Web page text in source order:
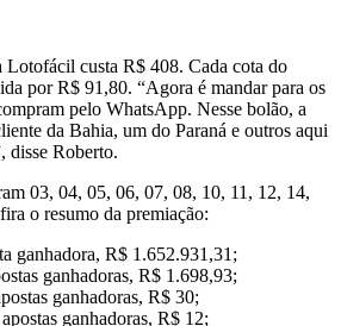
Lotofácil custa R$ 408. Cada cota do
por R$ 91,80. “Agora é mandar para os
pelo WhatsApp. Nesse bolão, a
da Bahia, um do Paraná e outros aqui
disse Roberto.
03, 04, 05, 06, 07, 08, 10, 11, 12, 14,
o resumo da premiação:
ganhadora, R$ 1.652.931,31;
ganhadoras, R$ 1.698,93;
ganhadoras, R$ 30;
ganhadoras, R$ 12;